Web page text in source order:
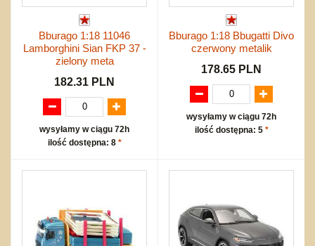
Bburago 1:18 11046
Lamborghini Sian FKP 37 -
zielony meta
182.31 PLN
wysyłamy w ciągu 72h
ilość dostępna: 8 *
Bburago 1:18 Bbugatti Divo
czerwony metalik
178.65 PLN
wysyłamy w ciągu 72h
ilość dostępna: 5 *